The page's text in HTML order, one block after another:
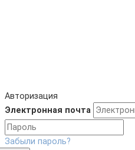
Авторизация
Электронная почта
Забыли пароль?